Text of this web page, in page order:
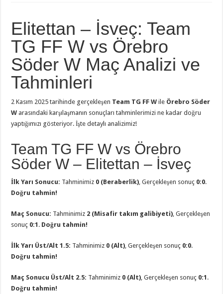
Elitettan – İsveç: Team
TG FF W vs Örebro
Söder W Maç Analizi ve
Tahminleri
2 Kasım 2025 tarihinde gerçekleşen Team TG FF W ile Örebro Söder
W arasındaki karşılaşmanın sonuçları tahminlerimizi ne kadar doğru
yaptığımızı gösteriyor. İşte detaylı analizimiz!
Team TG FF W vs Örebro
Söder W – Elitettan – İsveç
İlk Yarı Sonucu: Tahminimiz 0 (Beraberlik), Gerçekleşen sonuç 0:0.
Doğru tahmin!
Maç Sonucu: Tahminimiz 2 (Misafir takım galibiyeti), Gerçekleşen
sonuç 0:1 . Doğru tahmin!
İlk Yarı Üst/Alt 1.5: Tahminimiz 0 (Alt), Gerçekleşen sonuç 0:0.
Doğru tahmin!
Maç Sonucu Üst/Alt 2.5: Tahminimiz 0 (Alt), Gerçekleşen sonuç 0:1 .
Doğru tahmin!